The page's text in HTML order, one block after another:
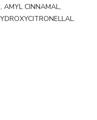
AMYL CINNAMAL,